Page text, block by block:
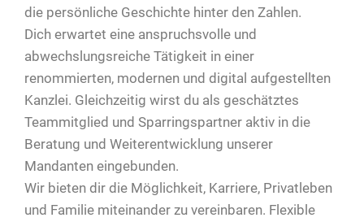
die persönliche Geschichte hinter den Zahlen.
Dich erwartet eine anspruchsvolle und
abwechslungsreiche Tätigkeit in einer
renommierten, modernen und digital aufgestellten
Kanzlei. Gleichzeitig wirst du als geschätztes
Teammitglied und Sparringspartner aktiv in die
Beratung und Weiterentwicklung unserer
Mandanten eingebunden.
Wir bieten dir die Möglichkeit, Karriere, Privatleben
und Familie miteinander zu vereinbaren. Flexible